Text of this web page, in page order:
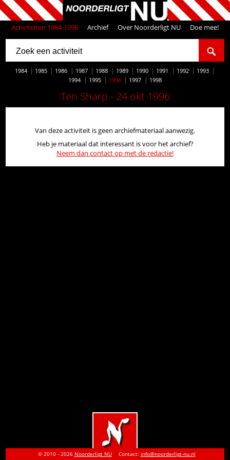
Activiteiten 1984-1998 Archief Over Noorderligt NU Doe mee!
1984 1985 1986 1987 1988 1989 1990 1991 1992
1993
1994
1995 1996 1997 1998
Ten Sharp - 24 okt 1996
Van deze activiteit is geen archiefmateriaal aanwezig.
Heb je materiaal dat interessant is voor het archief?
Neem dan contact op met de redactie!
© 2010 - 2026 Noorderligt NU Contact: info@noorderligt-nu.nl